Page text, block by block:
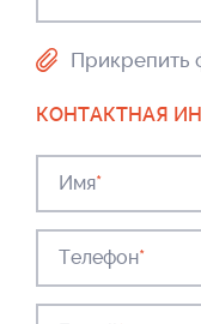
Прикрепить
КОНТАКТНАЯ
Имя*
Телефон*